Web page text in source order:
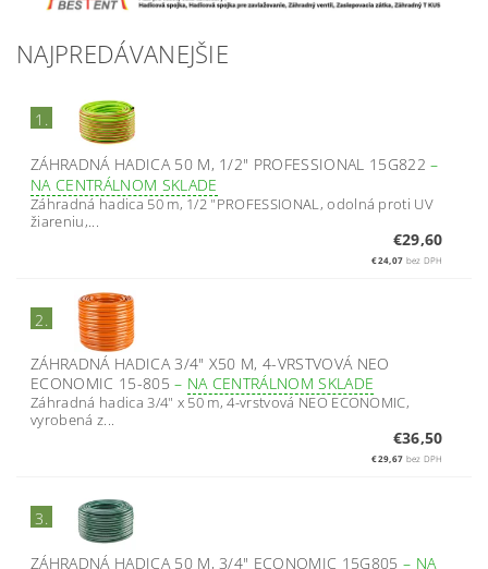
NAJPREDÁVANEJŠIE
1.
ZÁHRADNÁ HADICA 50 M, 1/2" PROFESSIONAL 15G822–
NA CENTRÁLNOM SKLADE
Záhradná hadica 50 m, 1/2 "PROFESSIONAL, odolná proti UV
žiareniu,...
€29,60
€24,07 bez DPH
2.
ZÁHRADNÁ HADICA 3/4" X50 M, 4-VRSTVOVÁ NEO
ECONOMIC 15-805– NA CENTRÁLNOM SKLADE
Záhradná hadica 3/4" x 50 m, 4-vrstvová NEO ECONOMIC,
vyrobená z...
€36,50
€29,67 bez DPH
3.
ZÁHRADNÁ HADICA 50 M, 3/4" ECONOMIC 15G805 – NA